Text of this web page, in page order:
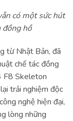
có một sức hút
hồ
từ Nhật Bản, đã
chế tác đồng
F8 Skeleton
trải nghiệm độc
nghệ hiện đại,
lòng những